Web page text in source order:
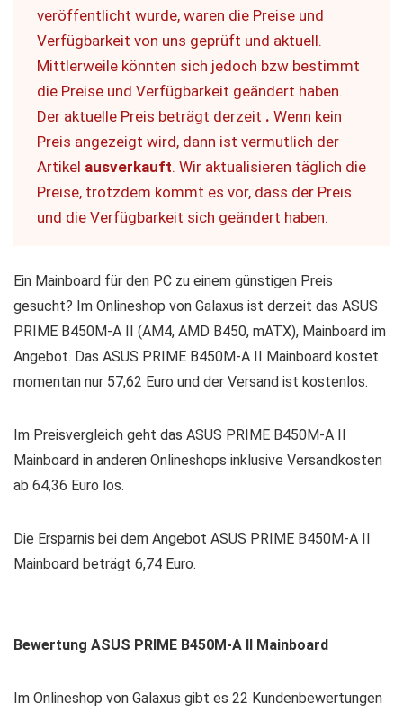
veröffentlicht wurde, waren die Preise und
Verfügbarkeit von uns geprüft und aktuell.
Mittlerweile könnten sich jedoch bzw bestimmt
die Preise und Verfügbarkeit geändert haben.
Der aktuelle Preis beträgt derzeit . Wenn kein
Preis angezeigt wird, dann ist vermutlich der
Artikel ausverkauft. Wir aktualisieren täglich die
Preise, trotzdem kommt es vor, dass der Preis
und die Verfügbarkeit sich geändert haben.
Ein Mainboard für den PC zu einem günstigen Preis
gesucht? Im Onlineshop von Galaxus ist derzeit das ASUS
PRIME B450M-A II (AM4, AMD B450, mATX), Mainboard im
Angebot. Das ASUS PRIME B450M-A II Mainboard kostet
momentan nur 57,62 Euro und der Versand ist kostenlos.
Im Preisvergleich geht das ASUS PRIME B450M-A II
Mainboard in anderen Onlineshops inklusive Versandkosten
ab 64,36 Euro los.
Die Ersparnis bei dem Angebot ASUS PRIME B450M-A II
Mainboard beträgt 6,74 Euro.
Bewertung ASUS PRIME B450M-A II Mainboard
Im Onlineshop von Galaxus gibt es 22 Kundenbewertungen